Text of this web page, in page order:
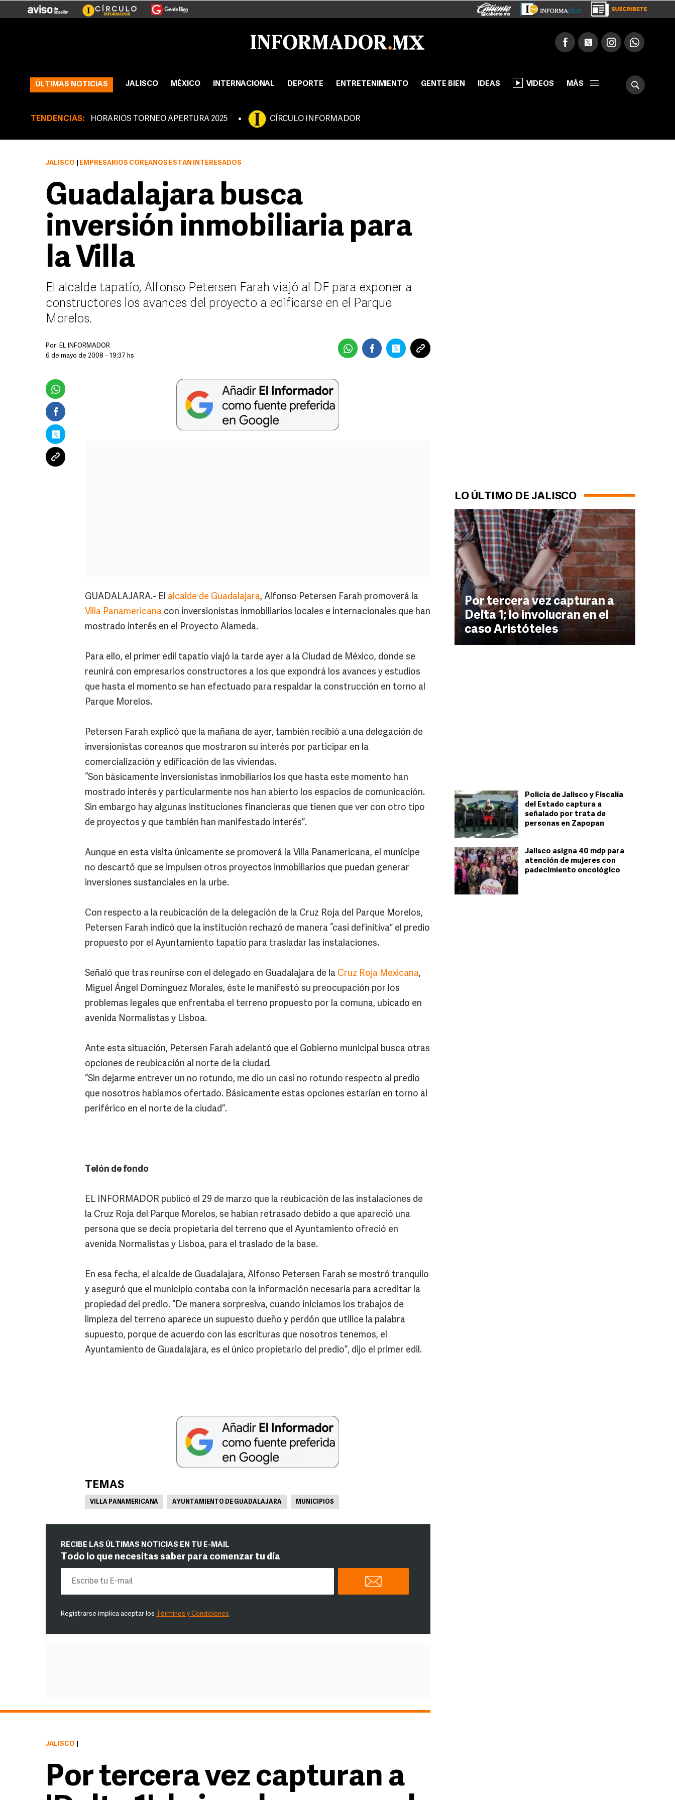
ÚLTIMAS NOTICIAS JALISCO MÉXICO INTERNACIONAL DEPORTE ENTRETENIMIENTO GENTE BIEN IDEAS VIDEOS MÁS
TENDENCIAS: HORARIOS TORNEO APERTURA 2025 CÍRCULO INFORMADOR
LO ÚLTIMO DE JALISCO
Por tercera vez capturan a
Delta 1; lo involucran en el
caso Aristóteles
Policía de Jalisco y Fiscalía
del Estado captura a
señalado por trata de
personas en Zapopan
Jalisco asigna 40 mdp para
atención de mujeres con
padecimiento oncológico
JALISCO EMPRESARIOS COREANOS ESTÁN INTERESADOS
Guadalajara busca
inversión inmobiliaria para
la Villa
El alcalde tapatío, Alfonso Petersen Farah viajó al DF para exponer a
constructores los avances del proyecto a edificarse en el Parque
Morelos.
Por: EL INFORMADOR
6 de mayo de 2008 - 19:37 hs
GUADALAJARA.- El alcalde de Guadalajara, Alfonso Petersen Farah promoverá la
Villa Panamericana con inversionistas inmobiliarios locales e internacionales que han
mostrado interés en el Proyecto Alameda.
Para ello, el primer edil tapatío viajó la tarde ayer a la Ciudad de México, donde se
reunirá con empresarios constructores a los que expondrá los avances y estudios
que hasta el momento se han efectuado para respaldar la construcción en torno al
Parque Morelos.
Petersen Farah explicó que la mañana de ayer, también recibió a una delegación de
inversionistas coreanos que mostraron su interés por participar en la
comercialización y edificación de las viviendas.
“Son básicamente inversionistas inmobiliarios los que hasta este momento han
mostrado interés y particularmente nos han abierto los espacios de comunicación.
Sin embargo hay algunas instituciones financieras que tienen que ver con otro tipo
de proyectos y que también han manifestado interés”.
Aunque en esta visita únicamente se promoverá la Villa Panamericana, el munícipe
no descartó que se impulsen otros proyectos inmobiliarios que puedan generar
inversiones sustanciales en la urbe.
Con respecto a la reubicación de la delegación de la Cruz Roja del Parque Morelos,
Petersen Farah indicó que la institución rechazó de manera “casi definitiva” el predio
propuesto por el Ayuntamiento tapatío para trasladar las instalaciones.
Señaló que tras reunirse con el delegado en Guadalajara de la Cruz Roja Mexicana,
Miguel Ángel Domínguez Morales, éste le manifestó su preocupación por los
problemas legales que enfrentaba el terreno propuesto por la comuna, ubicado en
avenida Normalistas y Lisboa.
Ante esta situación, Petersen Farah adelantó que el Gobierno municipal busca otras
opciones de reubicación al norte de la ciudad.
“Sin dejarme entrever un no rotundo, me dio un casi no rotundo respecto al predio
que nosotros habíamos ofertado. Básicamente estas opciones estarían en torno al
periférico en el norte de la ciudad”.
Telón de fondo
EL INFORMADOR publicó el 29 de marzo que la reubicación de las instalaciones de
la Cruz Roja del Parque Morelos, se habían retrasado debido a que apareció una
persona que se decía propietaria del terreno que el Ayuntamiento ofreció en
avenida Normalistas y Lisboa, para el traslado de la base.
En esa fecha, el alcalde de Guadalajara, Alfonso Petersen Farah se mostró tranquilo
y aseguró que el municipio contaba con la información necesaria para acreditar la
propiedad del predio. “De manera sorpresiva, cuando iniciamos los trabajos de
limpieza del terreno aparece un supuesto dueño y perdón que utilice la palabra
supuesto, porque de acuerdo con las escrituras que nosotros tenemos, el
Ayuntamiento de Guadalajara, es el único propietario del predio”, dijo el primer edil.
TEMAS
VILLA PANAMERICANA AYUNTAMIENTO DE GUADALAJARA MUNICIPIOS
RECIBE LAS ÚLTIMAS NOTICIAS EN TU E-MAIL
Todo lo que necesitas saber para comenzar tu día
Registrarse implica aceptar los Términos y Condiciones
JALISCO
Por tercera vez capturan a